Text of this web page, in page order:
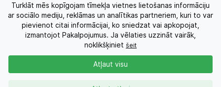
Eksotiskie ceļojumi
Labākie piedāvājumi
Kruīzi
Turklāt mēs kopīgojam tīmekļa vietnes lietošanas informāciju
ar sociālo mediju, reklāmas un analītikas partneriem, kuri to var
pievienot citai informācijai, ko sniedzat vai apkopojat,
izmantojot Pakalpojumus. Ja vēlaties uzzināt vairāk,
noklikšķiniet šeit
Atļaut visu